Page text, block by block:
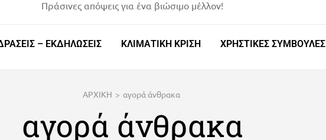
Πράσινες απόψεις για ένα βιώσιμο μέλλον!
– ΕΚΔΗΛΩΣΕΙΣ ΚΛΙΜΑΤΙΚΗ ΚΡΙΣΗ ΧΡΗΣΤΙΚΕΣ ΣΥΜΒΟΥΛΕΣ
ΑΡΧΙΚΗ > αγορά άνθρακα
αγορά άνθρακα